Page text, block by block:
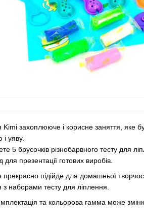
Kimi захоплююче і корисне заняття, яке
уяву.
5 брусочків різнобарвного тесту для
для презентації готових виробів.
підійде для домашньої
з наборами тесту для ліплення.
та кольорова гамма може